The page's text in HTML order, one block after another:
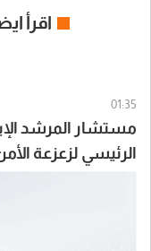
اقرأ
01:35
مستشار المرشد
الرئيسي لزعزعة